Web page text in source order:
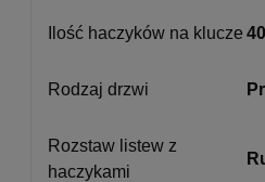
Ilość haczyków na klucze 40
Rodzaj drzwi
Rozstaw listew z
haczykami